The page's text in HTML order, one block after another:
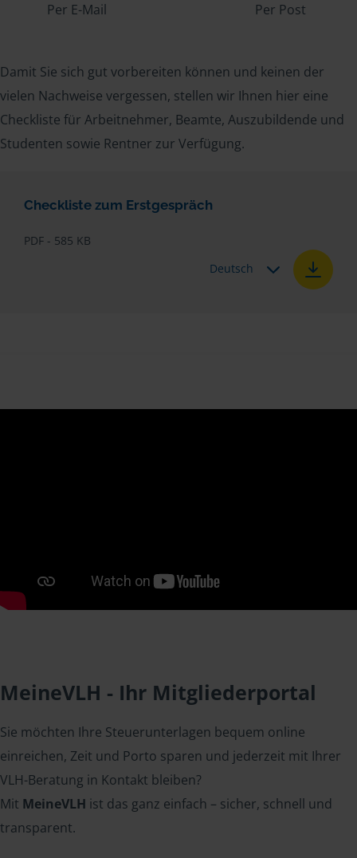
Per E-Mail Per Post
Damit Sie sich gut vorbereiten können und keinen der
vielen Nachweise vergessen, stellen wir Ihnen hier eine
Checkliste für Arbeitnehmer, Beamte, Auszubildende und
Studenten sowie Rentner zur Verfügung.
Checkliste zum Erstgespräch
PDF - 585 KB
Deutsch
MeineVLH - Ihr Mitgliederportal
Sie möchten Ihre Steuerunterlagen bequem online
einreichen, Zeit und Porto sparen und jederzeit mit Ihrer
VLH-Beratung in Kontakt bleiben?
Mit MeineVLH ist das ganz einfach – sicher, schnell und
transparent.